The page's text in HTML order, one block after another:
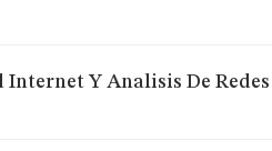
Y Analisis De Redes